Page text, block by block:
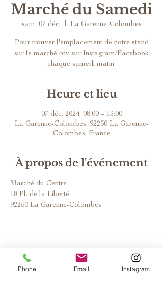
Marché du Samedi
sam. 07 déc. La Garenne-Colombes
Pour trouver l'emplacement de notre stand
sur le marché rdv sur Instagram/Facebook
chaque samedi matin.
Heure et lieu
07 déc. 2024, 08:00 – 13:00
La Garenne-Colombes, 92250 La Garenne-
Colombes, France
À propos de l'événement
Marché du Centre
18 Pl. de la Liberté
92250 La Garenne-Colombes
Phone Email Instagram